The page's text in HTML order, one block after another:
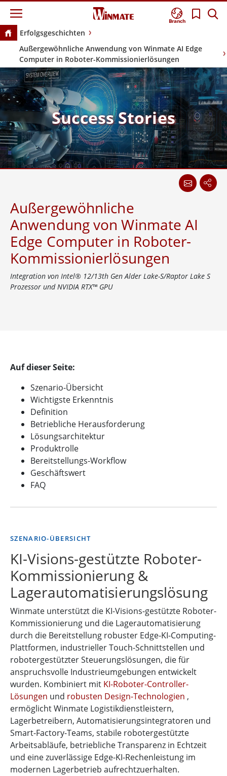
Branch
Erfolgsgeschichten
Außergewöhnliche Anwendung von Winmate AI Edge
Computer in Roboter-Kommissionierlösungen
Success Stories
Außergewöhnliche
Anwendung von Winmate AI
Edge Computer in Roboter-
Kommissionierlösungen
Integration von Intel® 12/13th Gen Alder Lake-S/Raptor Lake S
Prozessor und NVIDIA RTX™ GPU
Auf dieser Seite:
Szenario-Übersicht
Wichtigste Erkenntnis
Definition
Betriebliche Herausforderung
Lösungsarchitektur
Produktrolle
Bereitstellungs-Workflow
Geschäftswert
FAQ
SZENARIO-ÜBERSICHT
KI-Visions-gestützte Roboter-
Kommissionierung &
Lagerautomatisierungslösung
Winmate unterstützt die KI-Visions-gestützte Roboter-
Kommissionierung und die Lagerautomatisierung
durch die Bereitstellung robuster Edge-KI-Computing-
Plattformen, industrieller Touch-Schnittstellen und
robotergestützter Steuerungslösungen, die für
anspruchsvolle Industrieumgebungen entwickelt
wurden. Kombiniert mit KI-Roboter-Controller-
Lösungen und robusten Design-Technologien ,
ermöglicht Winmate Logistikdienstleistern,
Lagerbetreibern, Automatisierungsintegratoren und
Smart-Factory-Teams, stabile robotergestützte
Arbeitsabläufe, betriebliche Transparenz in Echtzeit
und eine zuverlässige Edge-KI-Rechenleistung im
modernen Lagerbetrieb aufrechtzuerhalten.